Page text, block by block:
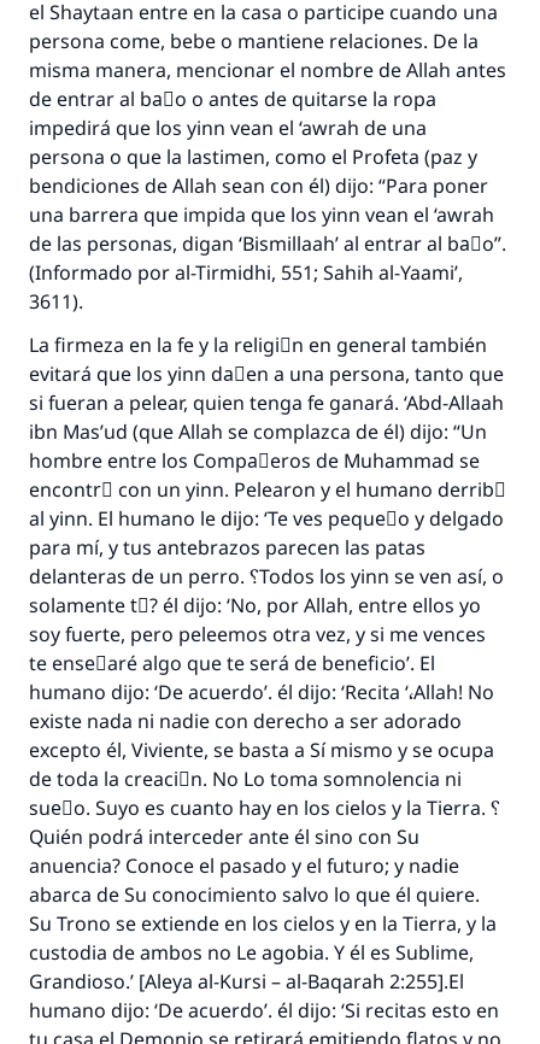
el Shaytaan entre en la casa o participe cuando una
persona come, bebe o mantiene relaciones. De la
misma manera, mencionar el nombre de Allah antes
de entrar al baٌo o antes de quitarse la ropa
impedirá que los yinn vean el ‘awrah de una
persona o que la lastimen, como el Profeta (paz y
bendiciones de Allah sean con él) dijo: “Para poner
una barrera que impida que los yinn vean el ‘awrah
de las personas, digan ‘Bismillaah’ al entrar al baٌo”.
(Informado por al-Tirmidhi, 551; Sahih al-Yaami’,
3611).
La firmeza en la fe y la religiَn en general también
evitará que los yinn daٌen a una persona, tanto que
si fueran a pelear, quien tenga fe ganará. ‘Abd-Allaah
ibn Mas’ud (que Allah se complazca de él) dijo: “Un
hombre entre los Compaٌeros de Muhammad se
encontrَ con un yinn. Pelearon y el humano derribَ
al yinn. El humano le dijo: ‘Te ves pequeٌo y delgado
para mí, y tus antebrazos parecen las patas
delanteras de un perro. ؟Todos los yinn se ven así, o
solamente tْ? él dijo: ‘No, por Allah, entre ellos yo
soy fuerte, pero peleemos otra vez, y si me vences
te enseٌaré algo que te será de beneficio’. El
humano dijo: ‘De acuerdo’. él dijo: ‘Recita ‘،Allah! No
existe nada ni nadie con derecho a ser adorado
excepto él, Viviente, se basta a Sí mismo y se ocupa
de toda la creaciَn. No Lo toma somnolencia ni
sueٌo. Suyo es cuanto hay en los cielos y la Tierra. ؟
Quién podrá interceder ante él sino con Su
anuencia? Conoce el pasado y el futuro; y nadie
abarca de Su conocimiento salvo lo que él quiere.
Su Trono se extiende en los cielos y en la Tierra, y la
custodia de ambos no Le agobia. Y él es Sublime,
Grandioso.’ [Aleya al-Kursi – al-Baqarah 2:255].El
humano dijo: ‘De acuerdo’. él dijo: ‘Si recitas esto en